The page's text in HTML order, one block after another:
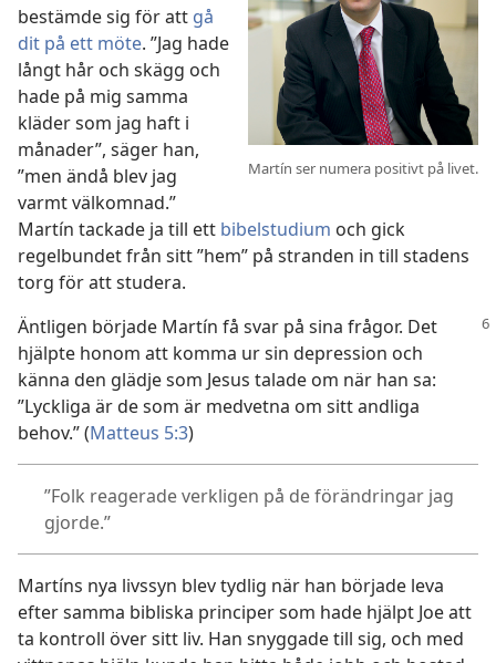
Martín ser numera positivt på livet.
bestämde sig för att gå
dit på ett möte. ”Jag hade
långt hår och skägg och
hade på mig samma
kläder som jag haft i
månader”, säger han,
”men ändå blev jag
varmt välkomnad.”
Martín tackade ja till ett bibelstudium och gick
regelbundet från sitt ”hem” på stranden in till stadens
torg för att studera.
Äntligen började Martín få svar på sina frågor. Det
hjälpte honom att komma ur sin depression och
känna den glädje som Jesus talade om när han sa:
”Lyckliga är de som är medvetna om sitt andliga
behov.” (Matteus 5:3)
”Folk reagerade verkligen på de förändringar jag
gjorde.”
Martíns nya livssyn blev tydlig när han började leva
efter samma bibliska principer som hade hjälpt Joe att
ta kontroll över sitt liv. Han snyggade till sig, och med